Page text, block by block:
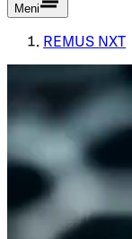
Meni
REMUS NXT